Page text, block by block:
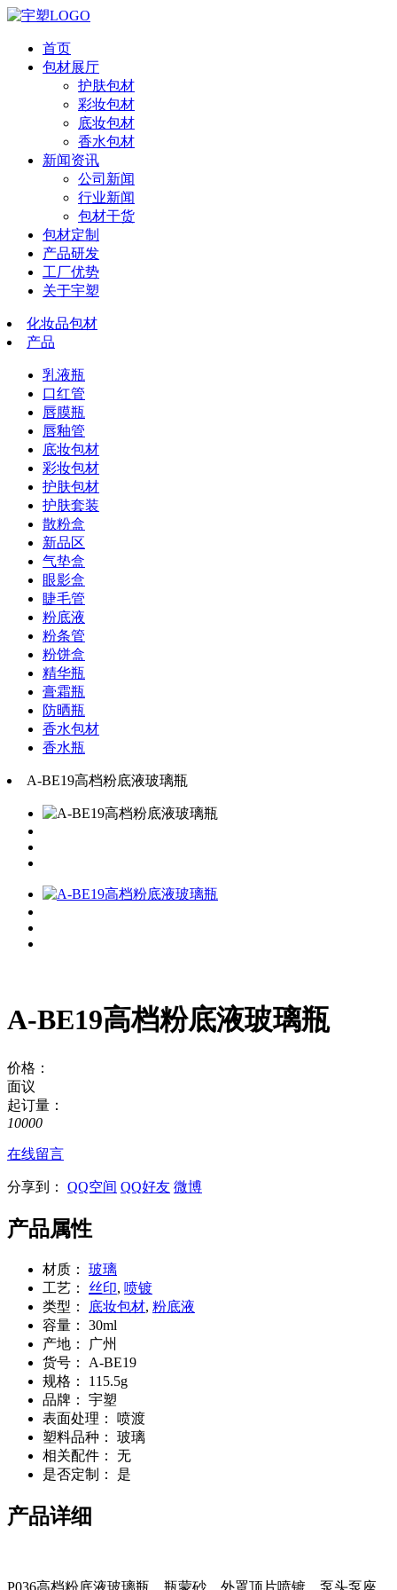
首页
包材展厅
护肤包材
彩妆包材
底妆包材
香水包材
新闻资讯
公司新闻
行业新闻
包材干货
包材定制
产品研发
工厂优势
关于宇塑
化妆品包材
产品
乳液瓶
口红管
唇膜瓶
唇釉管
底妆包材
彩妆包材
护肤包材
护肤套装
散粉盒
新品区
气垫盒
眼影盒
睫毛管
粉底液
粉条管
粉饼盒
精华瓶
膏霜瓶
防晒瓶
香水包材
香水瓶
A-BE19高档粉底液玻璃瓶
A-BE19高档粉底液玻璃瓶
价格：
面议
起订量：
10000
在线留言
分享到： QQ空间 QQ好友 微博
产品属性
材质：
玻璃
工艺：
丝印, 喷镀
类型：
底妆包材, 粉底液
容量：
30ml
产地：
广州
货号：
A-BE19
规格：
115.5g
品牌：
宇塑
表面处理：
喷渡
塑料品种：
玻璃
相关配件：
无
是否定制：
是
产品详细
P036高档粉底液玻璃瓶，瓶蒙砂，外罩顶片喷镀，泵头泵座